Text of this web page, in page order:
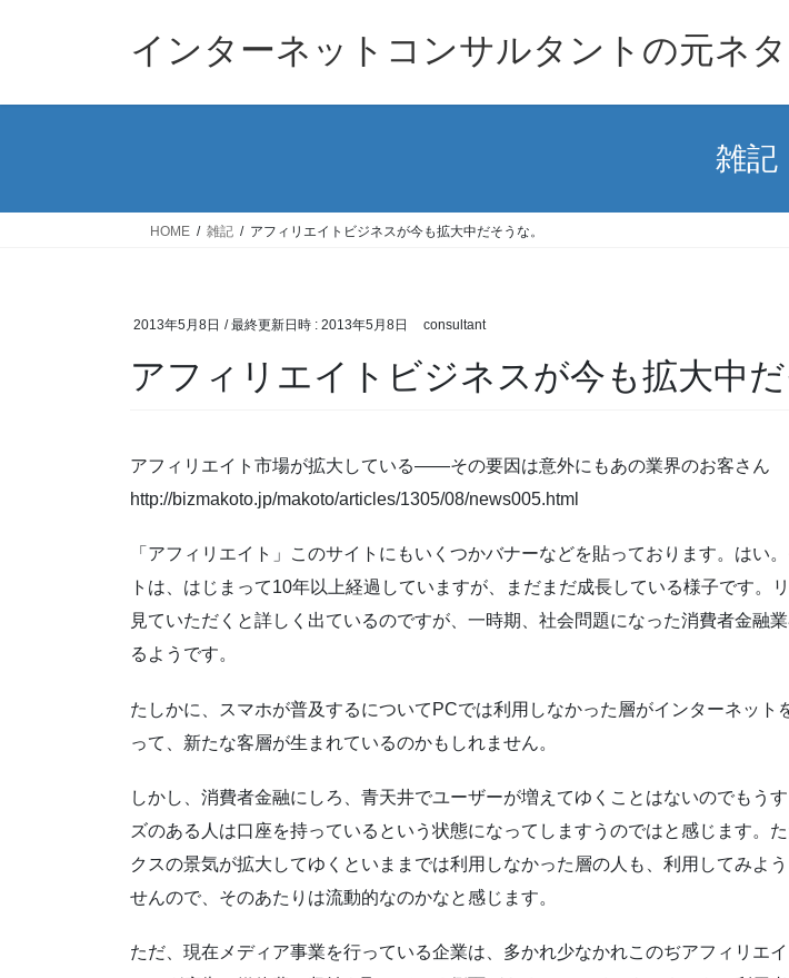
インターネットコンサルタントの元ネタ
雑記
HOME 雑記 アフィリエイトビジネスが今も拡大中だそうな。
2013年5月8日 / 最終更新日時 : 2013年5月8日 consultant
アフィリエイトビジネスが今も拡大中だ
アフィリエイト市場が拡大している――その要因は意外にもあの業界のお客さん
http://bizmakoto.jp/makoto/articles/1305/08/news005.html
「アフィリエイト」このサイトにもいくつかバナーなどを貼っております。はい
トは、はじまって10年以上経過していますが、まだまだ成長している様子です。
見ていただくと詳しく出ているのですが、一時期、社会問題になった消費者金融
るようです。
たしかに、スマホが普及するについてPCでは利用しなかった層がインターネット
って、新たな客層が生まれているのかもしれません。
しかし、消費者金融にしろ、青天井でユーザーが増えてゆくことはないのでもう
ズのある人は口座を持っているという状態になってしますうのではと感じます。
クスの景気が拡大してゆくといままでは利用しなかった層の人も、利用してみよ
せんので、そのあたりは流動的なのかなと感じます。
ただ、現在メディア事業を行っている企業は、多かれ少なかれこのぢアフィリエ